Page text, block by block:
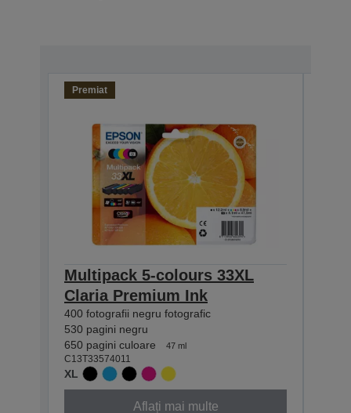
Premiat
Multipack 5-colours 33XL
Claria Premium Ink
400 fotografii negru fotografic
530 pagini negru
650 pagini culoare
47 ml
C13T33574011
XL
Aflați mai multe